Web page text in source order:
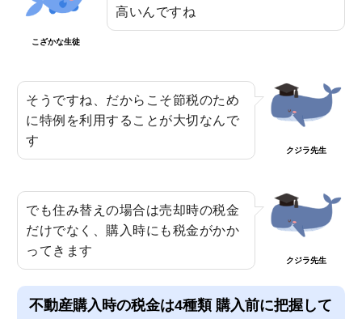
こざかな生徒
高いんですね
そうですね、だからこそ節税のため
に特例を利用することが大切なんで
す
クジラ先生
でも住み替えの場合は売却時の税金
だけでなく、購入時にも税金がかか
ってきます
クジラ先生
不動産購入時の税金は4種類 購入前に把握して